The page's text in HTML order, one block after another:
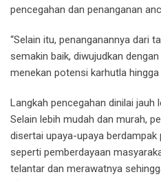
pencegahan dan penanganan
“Selain itu, penanganannya dari
semakin baik, diwujudkan
menekan potensi karhutla
Langkah pencegahan dinilai jauh
Selain lebih mudah dan murah,
disertai upaya-upaya
seperti pemberdayaan
telantar dan merawatnya